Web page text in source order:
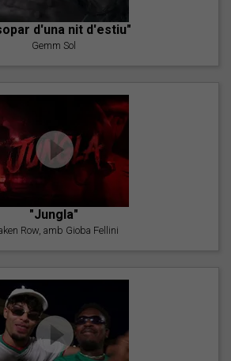
d'una nit d'estiu"
Gemm Sol
"Jungla"
Row, amb Gioba Fellini